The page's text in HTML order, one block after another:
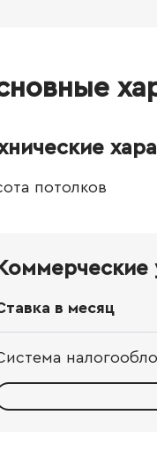
потолков
Коммерческие
в месяц